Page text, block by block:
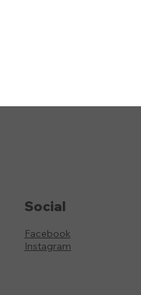
Facebook
Instagram
Social